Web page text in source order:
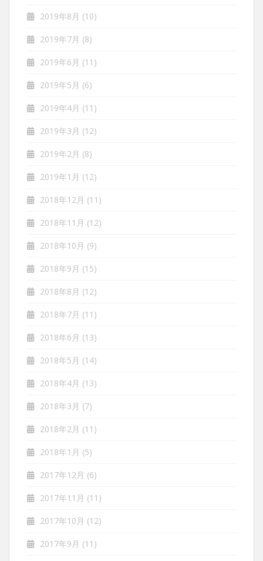
2019年8月 (10)
2019年7月 (8)
2019年6月 (11)
2019年5月 (6)
2019年4月 (11)
2019年3月 (12)
2019年2月 (8)
2019年1月 (12)
2018年12月 (11)
2018年11月 (12)
2018年10月 (9)
2018年9月 (15)
2018年8月 (12)
2018年7月 (11)
2018年6月 (13)
2018年5月 (14)
2018年4月 (13)
2018年3月 (7)
2018年2月 (11)
2018年1月 (5)
2017年12月 (6)
2017年11月 (11)
2017年10月 (12)
2017年9月 (11)